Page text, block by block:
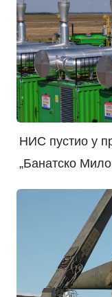
НИС пустио у
„Банатско